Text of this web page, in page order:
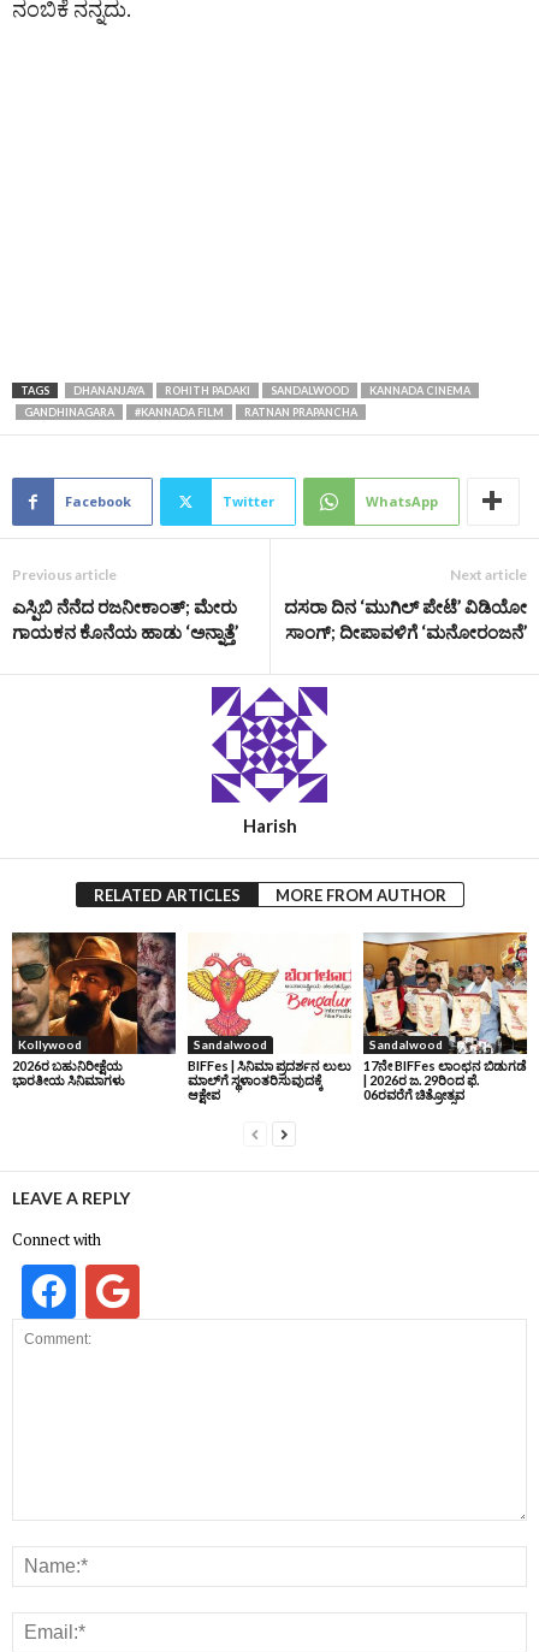
ನಂಬಿಕೆ ನನ್ನದು.
TAGS DHANANJAYA ROHITH PADAKI SANDALWOOD
KANNADA CINEMA
GANDHINAGARA
#KANNADA FILM RATNAN PRAPANCHA
Facebook Twitter WhatsApp
Previous article
ಎಸ್ಪಿಬಿ ನೆನೆದ ರಜನೀಕಾಂತ್; ಮೇರು
ಗಾಯಕನ ಕೊನೆಯ ಹಾಡು ‘ಅನ್ನಾತ್ತೆ’
Next article
ದಸರಾ ದಿನ ‘ಮುಗಿಲ್ ಪೇಟೆ’ ವಿಡಿಯೋ
ಸಾಂಗ್; ದೀಪಾವಳಿಗೆ ‘ಮನೋರಂಜನೆ’
Harish
RELATED ARTICLES MORE FROM AUTHOR
Kollywood
2026ರ ಬಹುನಿರೀಕ್ಷೆಯ
ಭಾರತೀಯ ಸಿನಿಮಾಗಳು
Sandalwood
BIFFes | ಸಿನಿಮಾ ಪ್ರದರ್ಶನ ಲುಲು
ಮಾಲ್‌ಗೆ ಸ್ಥಳಾಂತರಿಸುವುದಕ್ಕೆ
ಆಕ್ಷೇಪ
Sandalwood
17ನೇ BIFFes ಲಾಂಛನ ಬಿಡುಗಡೆ
| 2026ರ ಜ. 29ರಿಂದ ಫೆ.
06ರವರೆಗೆ ಚಿತ್ರೋತ್ಸವ
LEAVE A REPLY
Connect with